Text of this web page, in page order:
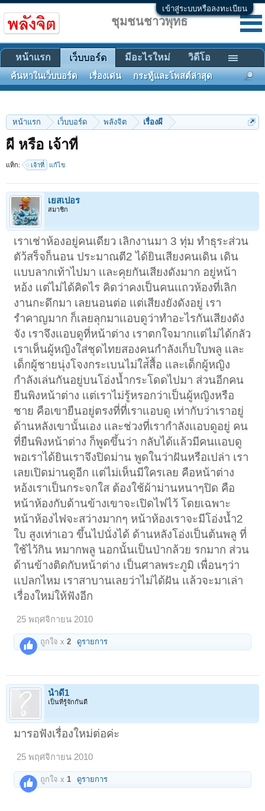
เข้าสู่ระบบหรือลงทะเบียน
หน้าแรก เว็บบอร์ด พลังจิต เรื่องผี
ผี หรือ เจ้าที่
แท็ก: เจ้าที่ แก้ไข
เยสเปอร
สมาชิก
เราเช่าห้องอยู่คนเดียว เลิกงานมา 3 ทุ่ม ทำธุระส่วน
ตัว้สร็จก็นอน ประมาณตี2 ได้ยินเสียงคนเดิน เดิน
เเบบลากเท้าไปมา เเละคุยกันเสียงดังมาก อยู่หน้า
หอ้ง เเต่ไม่ได้คิดไร คิดว่าคงเป็นคนเเถวห้องที่เลิก
งานกะดึกมา เลยนอนต่อ เเต่เสียงยังดังอยู่ เรา
รำคาญมาก ก็เลยลุกมาเเอบดูว่าทำอะไรกันเสียงดัง
จัง เราจึงเเอบดูที่หน้าต่าง เราตกใจมากเเต่ไม่ได้กลัว
เราเห็นผู้หญิงใส่ชุดไทยสองคนกำลังเก็บใบพลู เเละ
เด็กผู้ชายนุ่งโจงกระเบนไม่ใส่้สื้อ เเละเด็กผู้หญิง
กำลังเล่นกันอยู่บนโอ่งน้ำกระโดดไปมา ส่วนอีกคน
ยืนพิงหน้าต่าง เเต่เราไม่รู้หรอกว่าเป็นผู้หญิงหรือ
ชาย คือเขายืนอยู่ตรงที่ที่เราเเอบดู เท่ากับว่าเราอยู่
ด้านหลังเขานั้นเอง เเละช่วงที่เรากำลังเเอบดูอยู่ คน
ที่ยืนพิงหน้าต่าง ก็พูดขึ้นว่า กลับได้เเล้วมีคนเเอบดู
พอเราได้ยินเราจึงปิดม่าน พูดในว่าฝันหรือเปล่า เรา
เลยเปิดม่านดูอีก เเต่ไม่เห็นมีใครเลย คือหน้าต่าง
หอ้งเราเป็นกระจกใส ต้องใช้ผ้าม่านหนาๆปิด คือ
หน้าห้องกับด้านข้างเขาจะเปิดไฟไว้ โดยเฉพาะ
หน้าห้องไฟจะสว่างมากๆ หน้าห้องเราจะมีโอ่งน้ำ2
ใบ สูงเท่าเอว ขึ้นไปนั่งได้ ด้านหลังโอ่งเป็นต้นพลู ที่
ใช้ไว้กิน หมากพลู นอกนั้นเป็นป่ากล้วย รกมาก ส่วน
ด้านข้างติดกับหน้าต่าง เป็นศาลพระภูมิ เพื่อนๆว่า
เเปลกไหม เราสาบานเลยว่าไม่ได้ฝัน เเล้วจะมาเล่า
เรื่องใหม่ให้ฟังอีก
25 พฤศจิกายน 2010
ถูกใจ x2 ดูรายการ
น้ำดี1
เป็นที่รู้จักกันดี
มารอฟังเรื่องใหม่ต่อค่ะ
25 พฤศจิกายน 2010
ถูกใจ x 1 ดูรายการ
ชุมชนชาวพุทธ
หน้าแรก เว็บบอร์ด
ค้นหาในเว็บบอร์ด เรื่องเด่น กระทู้และโพสต์ล่าสุด
มีอะไรใหม่ วิดีโอ